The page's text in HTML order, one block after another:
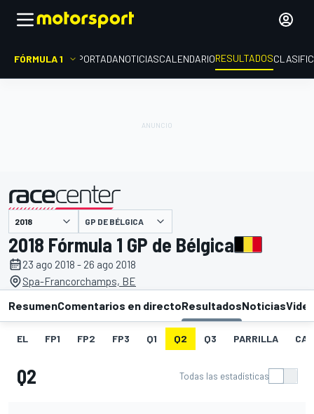
FÓRMULA 1 PORTADANOTICIASCALENDARIORESULTADOS
presentado por GP DE BÉLGICA
2018 Fórmula 1 GP de Bélgica
23 ago 2018 - 26 ago 2018
Spa-Francorchamps, BE
ResumenComentarios en directoResultadosNoticias
EL FP1 FP2 FP3 Q1 Q2 Q3 PARRILLA
Q2 Todas las estadísticas